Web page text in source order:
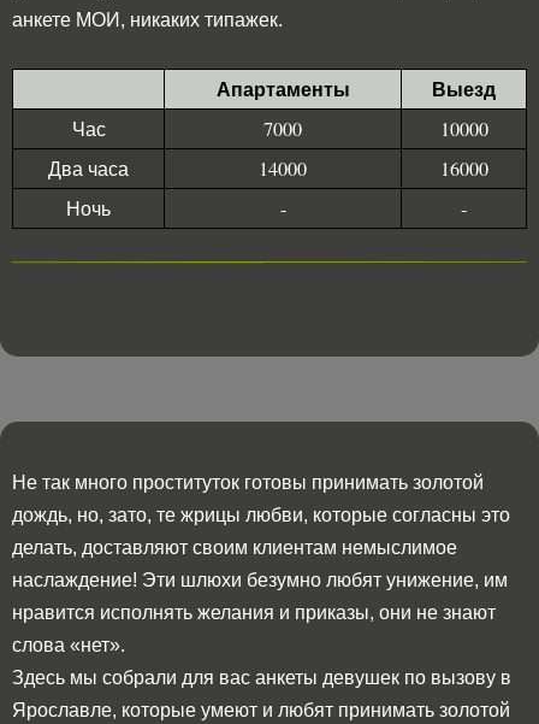
анкете МОИ, никаких типажек.
Апартаменты Выезд
Час 7000
10000
Два часа
14000
16000
Ночь
- -
Не так много проституток готовы принимать золотой
дождь, но, зато, те жрицы любви, которые согласны это
делать, доставляют своим клиентам немыслимое
наслаждение! Эти шлюхи безумно любят унижение, им
нравится исполнять желания и приказы, они не знают
слова «нет».
Здесь мы собрали для вас анкеты девушек по вызову в
Ярославле, которые умеют и любят принимать золотой